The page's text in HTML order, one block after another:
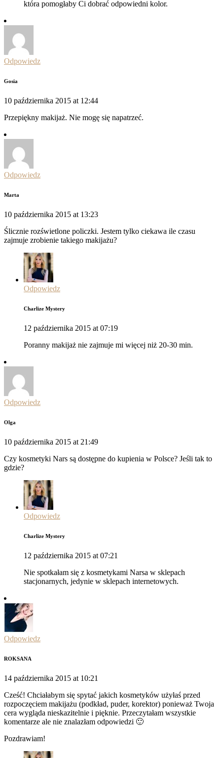
która pomogłaby Ci dobrać odpowiedni kolor.
Odpowiedz
Gosia
10 października 2015 at 12:44
Przepiękny makijaż. Nie mogę się napatrzeć.
Odpowiedz
Marta
10 października 2015 at 13:23
Ślicznie rozświetlone policzki. Jestem tylko ciekawa ile czasu
zajmuje zrobienie takiego makijażu?
Odpowiedz
Charlize Mystery
12 października 2015 at 07:19
Poranny makijaż nie zajmuje mi więcej niż 20-30 min.
Odpowiedz
Olga
10 października 2015 at 21:49
Czy kosmetyki Nars są dostępne do kupienia w Polsce? Jeśli tak to
gdzie?
Odpowiedz
Charlize Mystery
12 października 2015 at 07:21
Nie spotkałam się z kosmetykami Narsa w sklepach
stacjonarnych, jedynie w sklepach internetowych.
Odpowiedz
ROKSANA
14 października 2015 at 10:21
Cześć! Chciałabym się spytać jakich kosmetyków użyłaś przed
rozpoczęciem makijażu (podkład, puder, korektor) ponieważ Twoja
cera wygląda nieskazitelnie i pięknie. Przeczytałam wszystkie
komentarze ale nie znalazłam odpowiedzi 🙂
Pozdrawiam!